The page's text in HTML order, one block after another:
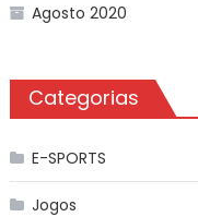
Agosto 2020
Categorias
E-SPORTS
Jogos